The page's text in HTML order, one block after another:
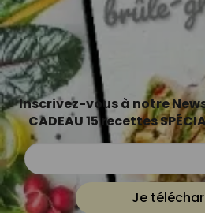
Inscrivez-vous à notre
CADEAU 15 recettes
Je